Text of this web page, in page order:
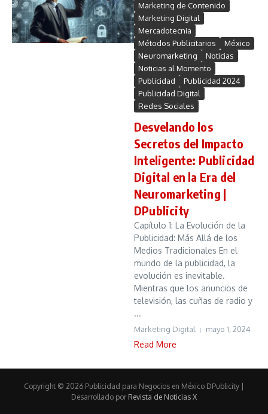
Marketing de Contenido
Marketing Digital
Mercadotecnia
Métodos Publicitarios
México
Neuromarketing
Noticias
Noticias al Momento
Publicidad
Publicidad 2024
Publicidad Digital
Redes Sociales
Desvelando los
Secretos del Impacto
Inteligente: Publicidad
Digital en la Era del
Neuromarketing |
DPublicity
Capítulo 1: La Evolución de la
Publicidad: Más Allá de los
Medios Tradicionales En el
mundo de la publicidad, la
evolución es inevitable.
Mientras que los anuncios de
televisión, las cuñas de radio y
...
Marketing Digital mayo 1, 2024
Read More
Copyright © 2026 Publicidad para Negocios en México DPublicity |
Desarrollado por Revista de Noticias X